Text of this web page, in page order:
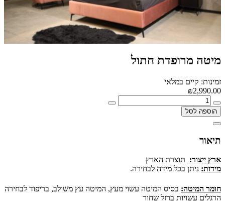
מיטה מרופדת חתול
זמינות: קיים במלאי
₪2,990.00
הוספה לסל
תיאור
ארץ ייצור: תוצרת הארץ
מידות: ניתן בכל מידה לבחירה.
חומר המיטה: בסיס המיטה עשוי מעץ, המיטה עץ משולב, בריפוד לבחירה
הרגלים עשויות ברזל שחור